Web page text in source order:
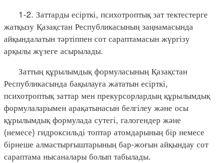
1-2. Заттарды есірткі, психотроптық зат тектестерге
жатқызу Қазақстан Республикасының заңнамасында
айқындалатын тәртіппен сот сараптамасын жүргізу
арқылы жүзеге асырылады.
Заттың құрылымдық формуласының Қазақстан
Республикасында бақылауға жататын есірткі,
психотроптық заттар мен прекурсорлардың құрылымдық
формулаларымен арақатынасын белгілеу және осы
құрылымдық формулада сутегі, галогендер және
(немесе) гидроксильді топтар атомдарының бір немесе
бірнеше алмастырғыштарының бар-жоғын айқындау сот
сараптама нысаналары болып табылады.